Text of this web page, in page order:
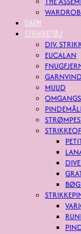
GARN
STRIKKETØJ
DIV.
EUCALAN
MUUD